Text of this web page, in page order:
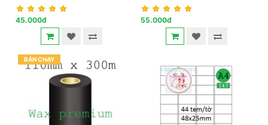
45.000đ 55.000đ
BÁN CHẠY